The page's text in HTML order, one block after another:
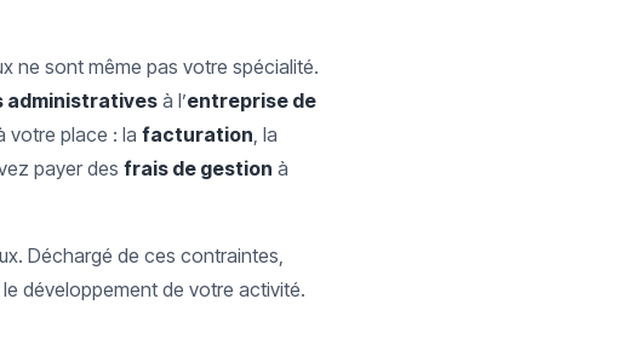
ne sont même pas votre spécialité.
administrativesà l’entreprise de
votre place : la facturation, la
payer des frais de gestion à
Déchargé de ces contraintes,
développement de votre activité.